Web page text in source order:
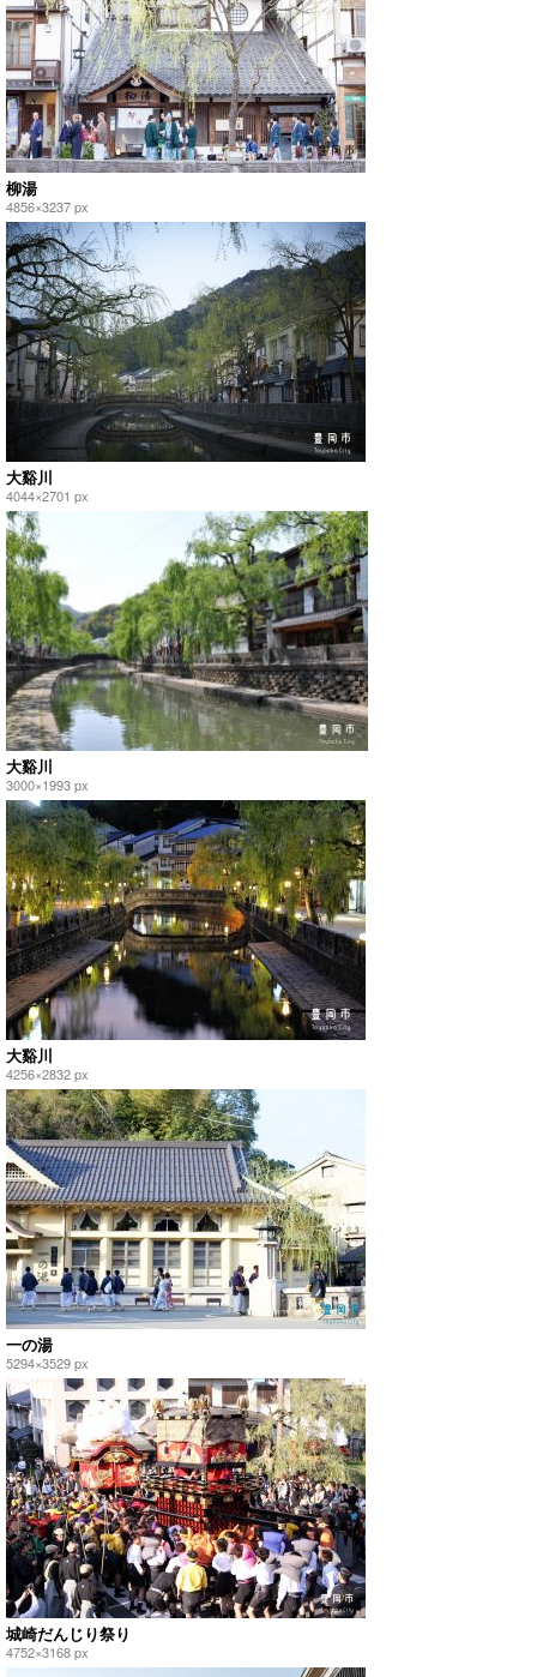
柳湯
4856×3237 px
大谿川
4044×2701 px
大谿川
3000×1993 px
大谿川
4256×2832 px
一の湯
5294×3529 px
城崎だんじり祭り
4752×3168 px